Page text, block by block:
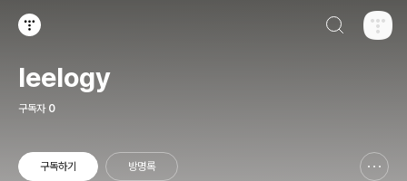
leelogy
구독자 0
구독하기 방명록